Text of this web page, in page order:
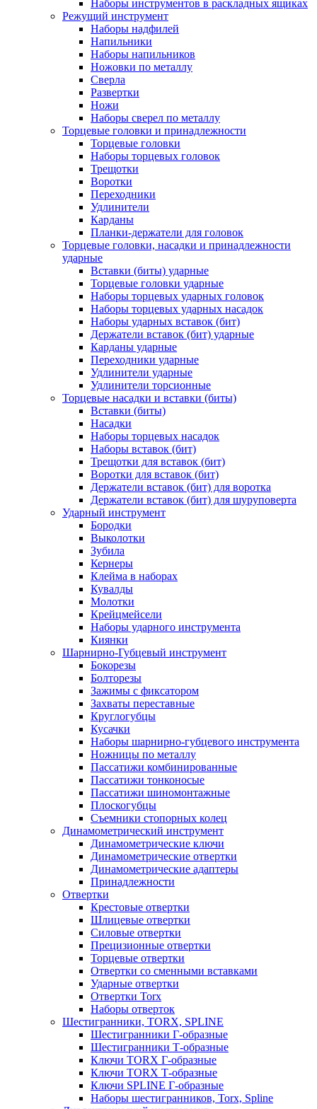
Наборы инструментов в раскладных ящиках
Режущий инструмент
Наборы надфилей
Напильники
Наборы напильников
Ножовки по металлу
Сверла
Развертки
Ножи
Наборы сверел по металлу
Торцевые головки и принадлежности
Торцевые головки
Наборы торцевых головок
Трещотки
Воротки
Переходники
Удлинители
Карданы
Планки-держатели для головок
Торцевые головки, насадки и принадлежности
ударные
Вставки (биты) ударные
Торцевые головки ударные
Наборы торцевых ударных головок
Наборы торцевых ударных насадок
Наборы ударных вставок (бит)
Держатели вставок (бит) ударные
Карданы ударные
Переходники ударные
Удлинители ударные
Удлинители торсионные
Торцевые насадки и вставки (биты)
Вставки (биты)
Насадки
Наборы торцевых насадок
Наборы вставок (бит)
Трещотки для вставок (бит)
Воротки для вставок (бит)
Держатели вставок (бит) для воротка
Держатели вставок (бит) для шуруповерта
Ударный инструмент
Бородки
Выколотки
Зубила
Кернеры
Клейма в наборах
Кувалды
Молотки
Крейцмейсели
Наборы ударного инструмента
Киянки
Шарнирно-Губцевый инструмент
Бокорезы
Болторезы
Зажимы с фиксатором
Захваты переставные
Круглогубцы
Кусачки
Наборы шарнирно-губцевого инструмента
Ножницы по металлу
Пассатижи комбинированные
Пассатижи тонконосые
Пассатижи шиномонтажные
Плоскогубцы
Съемники стопорных колец
Динамометрический инструмент
Динамометрические ключи
Динамометрические отвертки
Динамометрические адаптеры
Принадлежности
Отвертки
Крестовые отвертки
Шлицевые отвертки
Силовые отвертки
Прецизионные отвертки
Торцевые отвертки
Отвертки со сменными вставками
Ударные отвертки
Отвертки Torx
Наборы отверток
Шестигранники, TORX, SPLINE
Шестигранники Г-образные
Шестигранники Т-образные
Ключи TORX Г-образные
Ключи TORX Т-образные
Ключи SPLINE Г-образные
Наборы шестигранников, Torx, Spline